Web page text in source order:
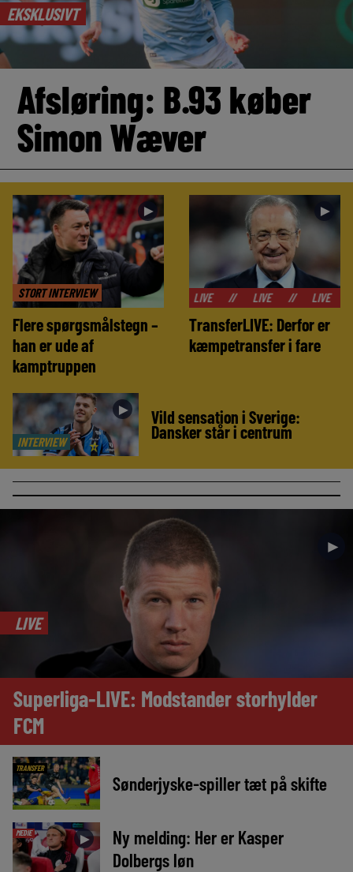
EKSKLUSIVT
Afsløring: B.93 køber
Simon Wæver
STORT INTERVIEW
►
Flere spørgsmålstegn –
han er ude af
kamptruppen
►
// LIVE LIVE LIVE LIVE
TransferLIVE: Derfor er
kæmpetransfer i fare
INTERVIEW
► Vild sensation i Sverige:
Dansker står i centrum
►
LIVE
Superliga-LIVE: Modstander storhylder
FCM
TRANSFER
Sønderjyske-spiller tæt på skifte
MEDIE ►
Ny melding: Her er Kasper
Dolbergs løn